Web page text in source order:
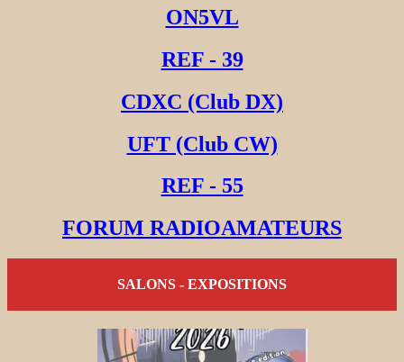
ON5VL
REF - 39
CDXC (Club DX)
UFT (Club CW)
REF - 55
FORUM RADIOAMATEURS
SALONS - EXPOSITIONS